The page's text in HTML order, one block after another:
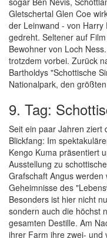
Gletschertal Glen Coe
der Leinwand - von
gedreht. Seltener auf
Bewohner von Loch
trotzdem vorbei. Zurück
Bartholdys "Schottische
Nationalpark, den
9. Tag:
Seit ein paar Jahren ziert
Blickfang: Im
Kengo Kuma präsentiert
Ausstellung zu
Grafschaft Angus
Geheimnisse des
Besonders ist hier nicht
sondern auch die höchst
gesamten Destille. Am
ihrer Farm ihre zwei- und